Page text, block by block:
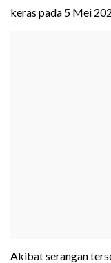
keras pada 5 Mei
Akibat serangan